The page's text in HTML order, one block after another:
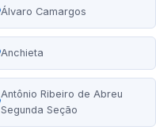
Álvaro Camargos
Anchieta
Antônio Ribeiro de Abreu
Segunda Seção